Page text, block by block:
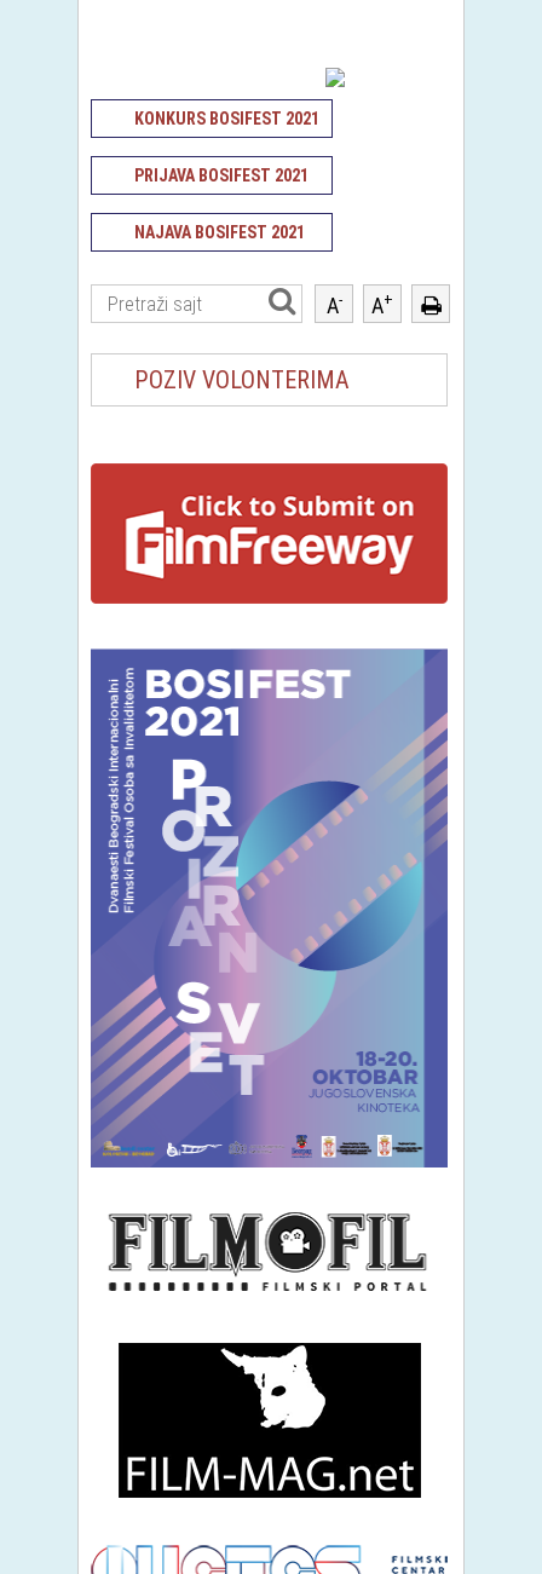
KONKURS BOSIFEST 2021
PRIJAVA BOSIFEST 2021
NAJAVA BOSIFEST 2021
A- A+
POZIV VOLONTERIMA